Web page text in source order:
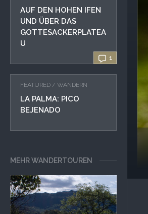
1
AUF DEN HOHEN IFEN
UND ÜBER DAS
GOTTESACKERPLATEA
U
FEATURED / WANDERN
LA PALMA: PICO
BEJENADO
MEHR WANDERTOUREN